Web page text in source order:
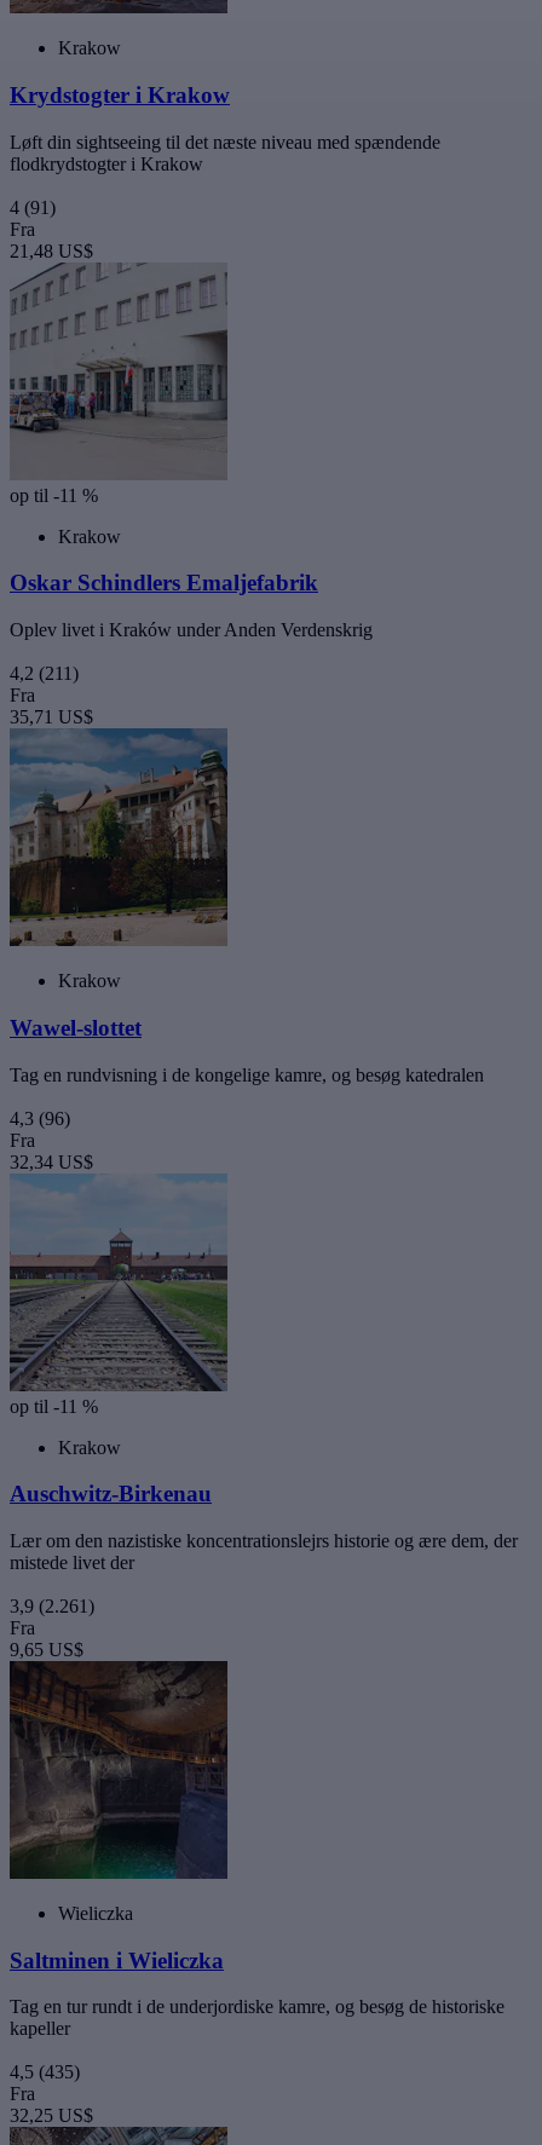
Krakow
Krydstogter i Krakow
Løft din sightseeing til det næste niveau med spændende
flodkrydstogter i Krakow
4 (91)
Fra
21,48 US$
op til -11 %
Krakow
Oskar Schindlers Emaljefabrik
Oplev livet i Kraków under Anden Verdenskrig
4,2 (211)
Fra
35,71 US$
Krakow
Wawel-slottet
Tag en rundvisning i de kongelige kamre, og besøg katedralen
4,3 (96)
Fra
32,34 US$
op til -11 %
Krakow
Auschwitz-Birkenau
Lær om den nazistiske koncentrationslejrs historie og ære dem, der
mistede livet der
3,9 (2.261)
Fra
9,65 US$
Wieliczka
Saltminen i Wieliczka
Tag en tur rundt i de underjordiske kamre, og besøg de historiske
kapeller
4,5 (435)
Fra
32,25 US$